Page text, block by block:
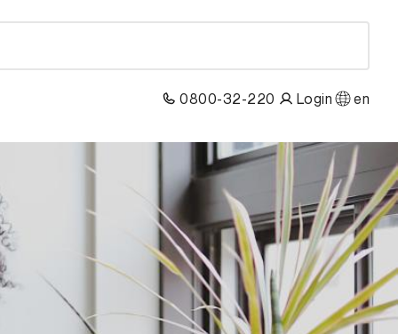
0800-32-220 Login en